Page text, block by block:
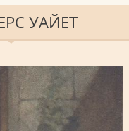
УАЙЕТ